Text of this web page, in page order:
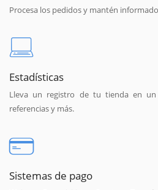
Procesa los pedidos y mantén
Estadísticas
Lleva un registro de tu tienda en un
referencias y más.
Sistemas de pago